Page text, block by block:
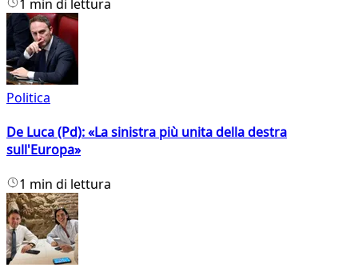
1 min di lettura
Politica
De Luca (Pd): «La sinistra più unita della destra
sull'Europa»
1 min di lettura